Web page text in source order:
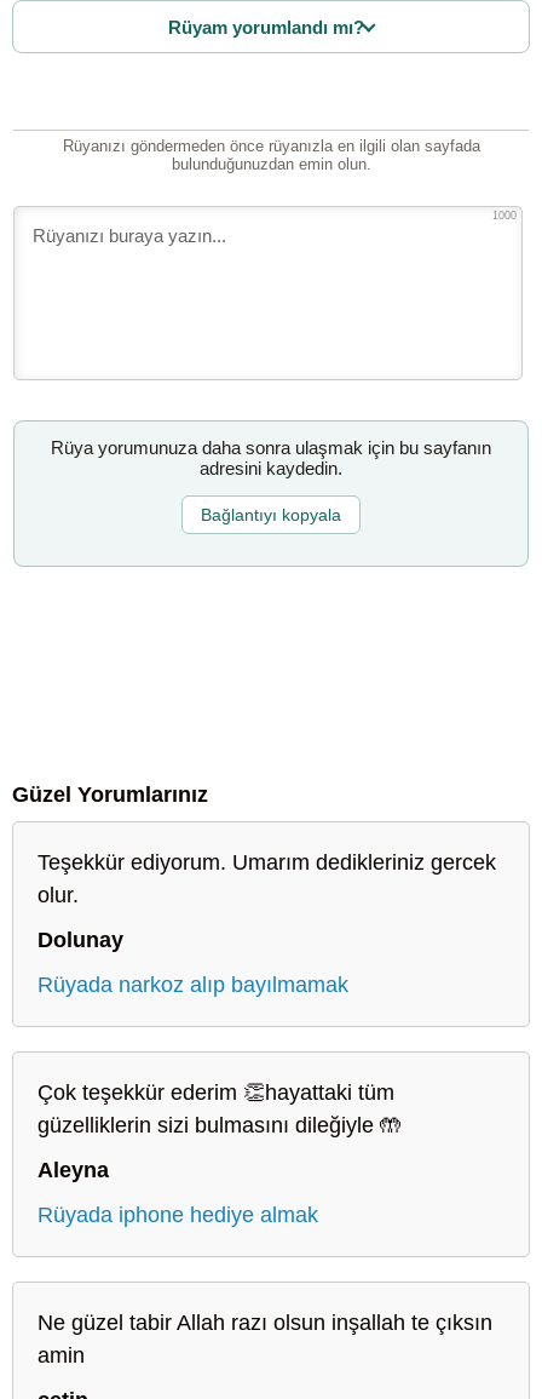
Rüyam yorumlandı mı?
Rüyanızı göndermeden önce rüyanızla en ilgili olan sayfada
bulunduğunuzdan emin olun.
1000
Rüya yorumunuza daha sonra ulaşmak için bu sayfanın
adresini kaydedin.
Bağlantıyı kopyala
Güzel Yorumlarınız
Teşekkür ediyorum. Umarım dedikleriniz gercek
olur.
Dolunay
Rüyada narkoz alıp bayılmamak
Çok teşekkür ederim 👏hayattaki tüm
güzelliklerin sizi bulmasını dileğiyle 🤲
Aleyna
Rüyada iphone hediye almak
Ne güzel tabir Allah razı olsun inşallah te çıksın
amin